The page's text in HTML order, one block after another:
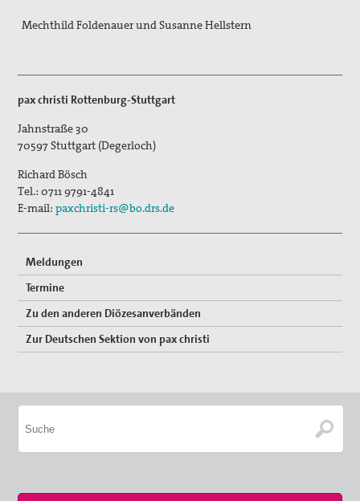
Mechthild Foldenauer und Susanne Hellstern
pax christi Rottenburg-Stuttgart
Jahnstraße 30
70597 Stuttgart (Degerloch)
Richard Bösch
Tel.:0711 9791-4841
E-mail:paxchristi-rs@bo.drs.de
Meldungen
Termine
Zu den anderen Diözesanverbänden
Zur Deutschen Sektion von pax christi